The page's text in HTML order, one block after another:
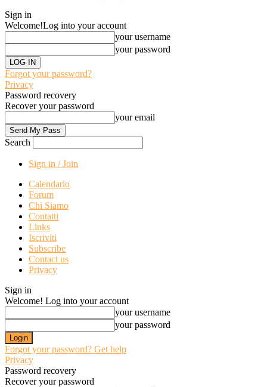
Sign in
Welcome!Log into your account
your username
your password
Forgot your password?
Privacy
Password recovery
Recover your password
your email
Search
Sign in / Join
Calendario
Forum
Chi Siamo
Contatti
Links
Iscriviti
Subscribe
Contact us
Privacy
Sign in
Welcome! Log into your account
your username
your password
Forgot your password? Get help
Privacy
Password recovery
Recover your password